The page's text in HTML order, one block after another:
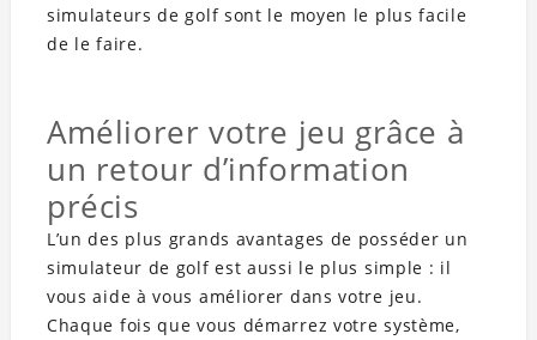
simulateurs de golf sont le moyen le plus facile
de le faire.
Améliorer votre jeu grâce à
un retour d’information
précis
L’un des plus grands avantages de posséder un
simulateur de golf est aussi le plus simple : il
vous aide à vous améliorer dans votre jeu.
Chaque fois que vous démarrez votre système,